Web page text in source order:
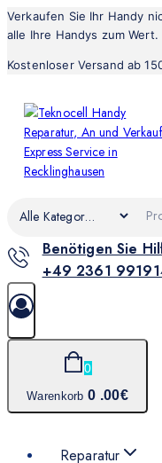
Verkaufen Sie Ihr Handy
alle Ihre Handys zum Wert.
Kostenloser Versand ab
Benötigen Sie
+49 2361
0
Warenkorb 0 .00€
Reparatur